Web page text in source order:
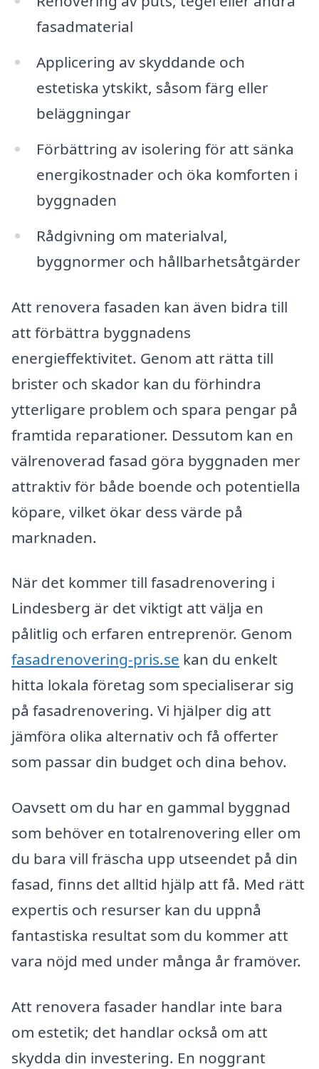
fasadmaterial
Applicering av skyddande och
estetiska ytskikt, såsom färg eller
beläggningar
Förbättring av isolering för att sänka
energikostnader och öka komforten i
byggnaden
Rådgivning om materialval,
byggnormer och hållbarhetsåtgärder
Att renovera fasaden kan även bidra till
att förbättra byggnadens
energieffektivitet. Genom att rätta till
brister och skador kan du förhindra
ytterligare problem och spara pengar på
framtida reparationer. Dessutom kan en
välrenoverad fasad göra byggnaden mer
attraktiv för både boende och potentiella
köpare, vilket ökar dess värde på
marknaden.
När det kommer till fasadrenovering i
Lindesberg är det viktigt att välja en
pålitlig och erfaren entreprenör. Genom
fasadrenovering-pris.se kan du enkelt
hitta lokala företag som specialiserar sig
på fasadrenovering. Vi hjälper dig att
jämföra olika alternativ och få offerter
som passar din budget och dina behov.
Oavsett om du har en gammal byggnad
som behöver en totalrenovering eller om
du bara vill fräscha upp utseendet på din
fasad, finns det alltid hjälp att få. Med rätt
expertis och resurser kan du uppnå
fantastiska resultat som du kommer att
vara nöjd med under många år framöver.
Att renovera fasader handlar inte bara
om estetik; det handlar också om att
skydda din investering. En noggrant